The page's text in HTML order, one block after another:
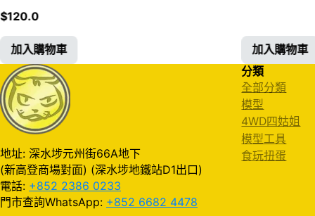
$120.0
加入購物車 加入購物車
地址: 深水埗元州街66A地下
(新高登商場對面) (深水埗地鐵站D1出口)
電話: +852 2386 0233
門市查詢WhatsApp: +852 6682 4478
分類
全部分類
模型
4WD四姑姐
模型工具
食玩扭蛋